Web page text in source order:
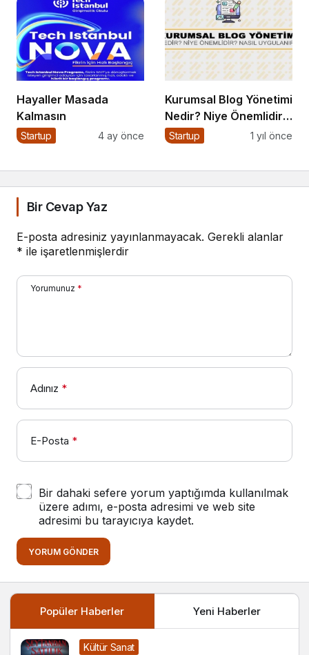
Hayaller Masada
Kalmasın
Startup 4 ay önce
Kurumsal Blog Yönetimi
Nedir? Niye Önemlidir?
Kurumsal Blog Yönetimi
Startup 1 yıl önce
Bir Cevap Yaz
E-posta adresiniz yayınlanmayacak. Gerekli alanlar
* ile işaretlenmişlerdir
Yorumunuz *
Adınız *
E-Posta *
Bir dahaki sefere yorum yaptığımda kullanılmak
üzere adımı, e-posta adresimi ve web site
adresimi bu tarayıcıya kaydet.
YORUM GÖNDER
Popüler Haberler Yeni Haberler
Kültür Sanat